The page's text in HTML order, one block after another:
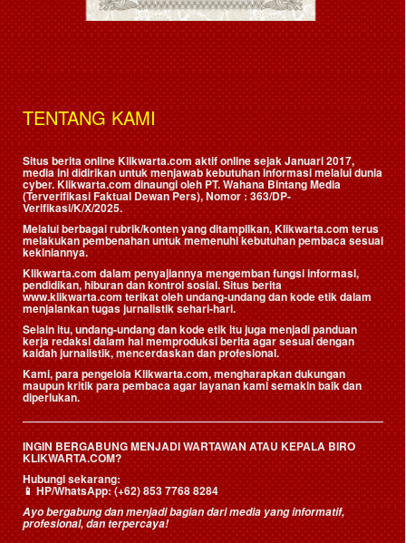
TENTANG KAMI
Situs berita online Klikwarta.com aktif online sejak Januari 2017,
media ini didirikan untuk menjawab kebutuhan informasi melalui dunia
cyber. Klikwarta.com dinaungi oleh PT. Wahana Bintang Media
(Terverifikasi Faktual Dewan Pers), Nomor : 363/DP-
Verifikasi/K/X/2025.
Melalui berbagai rubrik/konten yang ditampilkan, Klikwarta.com terus
melakukan pembenahan untuk memenuhi kebutuhan pembaca sesuai
kekiniannya.
Klikwarta.com dalam penyajiannya mengemban fungsi informasi,
pendidikan, hiburan dan kontrol sosial. Situs berita
www.klikwarta.com terikat oleh undang-undang dan kode etik dalam
menjalankan tugas jurnalistik sehari-hari.
Selain itu, undang-undang dan kode etik itu juga menjadi panduan
kerja redaksi dalam hal memproduksi berita agar sesuai dengan
kaidah jurnalistik, mencerdaskan dan profesional.
Kami, para pengelola Klikwarta.com, mengharapkan dukungan
maupun kritik para pembaca agar layanan kami semakin baik dan
diperlukan.
INGIN BERGABUNG MENJADI WARTAWAN ATAU KEPALA BIRO
KLIKWARTA.COM?
Hubungi sekarang:
📱HP/WhatsApp:(+62) 853 7768 8284
Ayo bergabung dan menjadi bagian dari media yang informatif,
profesional, dan terpercaya!